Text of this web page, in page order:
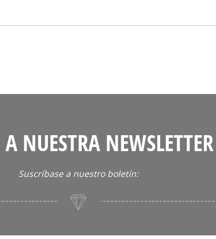
NUESTRA NEWSLETTER
Suscríbase a nuestro boletín: